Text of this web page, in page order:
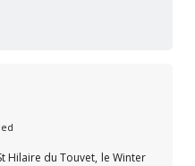
Hilaire du Touvet, le Winter